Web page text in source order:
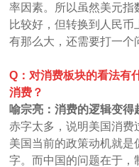
率因素。所以虽然美元
比较好，但转换到人民
有那么大，还需要打一个
Q：对消费板块的看法有
消费？
喻宗亮：消费的逻辑变得
赤字太多，说明美国消费
美国当前的政策动机就
字。而中国的问题在于，